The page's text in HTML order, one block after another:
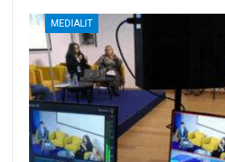
MEDIALIT